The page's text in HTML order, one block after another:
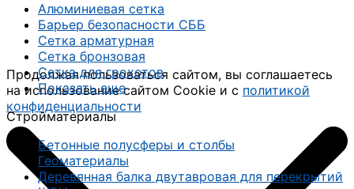
Алюминиевая сетка
Барьер безопасности СББ
Сетка арматурная
Сетка бронзовая
Сетка для грохотов
Показать еще
Стройматериалы
Бетонные полусферы и столбы
Геоматериалы
Деревянная балка двутавровая для перекрытий
Продолжая пользоваться сайтом, вы соглашаетесь
на использование сайтом Cookie и с политикой
конфиденциальности